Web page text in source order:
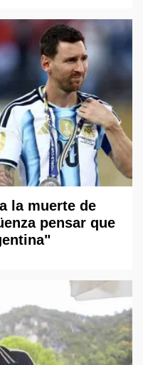
la muerte de
pensar que